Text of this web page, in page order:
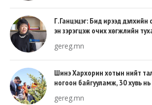
Г.Ганцэцэг: Бид ирээд дэлхийн
эн зэрэгцэж очих хөгжлийн
gereg.mn
Шинэ Хархорин хотын нийт
ногоон байгууламж, 30 хувь
gereg.mn